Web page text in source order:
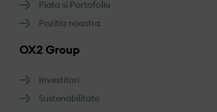
Piata si Portofoliu
Pozitia noastra
OX2 Group
Investitori
Sustenabilitate